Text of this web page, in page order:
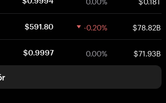
$591.80 -0.20% $78.82B
$0.9997 0.00% $71.93B